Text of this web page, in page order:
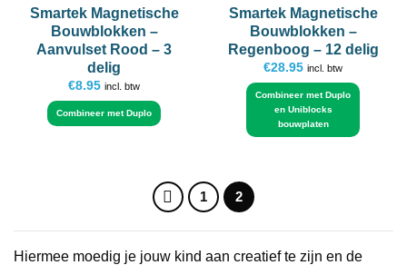
Smartek Magnetische
Bouwblokken –
Aanvulset Rood – 3
delig
€8.95 incl. btw
Combineer met Duplo
Smartek Magnetische
Bouwblokken –
Regenboog – 12 delig
€28.95 incl. btw
Combineer met Duplo
en Uniblocks
bouwplaten
1 2
Hiermee moedig je jouw kind aan creatief te zijn en de